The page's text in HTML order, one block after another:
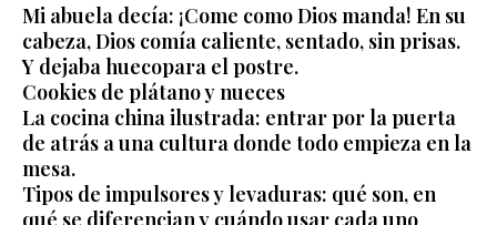
Mi abuela decía: ¡Come como Dios manda! En su
cabeza, Dios comía caliente, sentado, sin prisas.
Y dejaba huecopara el postre.
Cookies de plátano y nueces
La cocina china ilustrada: entrar por la puerta
de atrás a una cultura donde todo empieza en la
mesa.
Tipos de impulsores y levaduras: qué son, en
qué se diferencian y cuándo usar cada uno